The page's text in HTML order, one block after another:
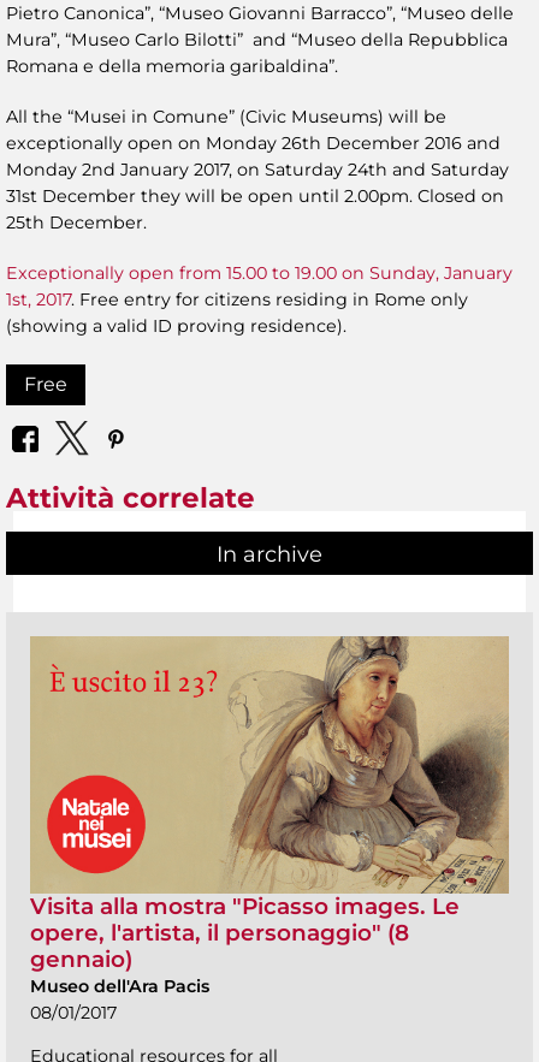
Pietro Canonica”, “Museo Giovanni Barracco”, “Museo delle
Mura”, “Museo Carlo Bilotti” and “Museo della Repubblica
Romana e della memoria garibaldina”.
All the “Musei in Comune” (Civic Museums) will be
exceptionally open on Monday 26th December 2016 and
Monday 2nd January 2017, on Saturday 24th and Saturday
31st December they will be open until 2.00pm. Closed on
25th December.
Exceptionally open from 15.00 to 19.00 on Sunday, January
1st, 2017. Free entry for citizens residing in Rome only
(showing a valid ID proving residence).
Free
Attività correlate
In archive
Visita alla mostra "Picasso images. Le
opere, l'artista, il personaggio" (8
gennaio)
Museo dell'Ara Pacis
08/01/2017
Educational resources for all